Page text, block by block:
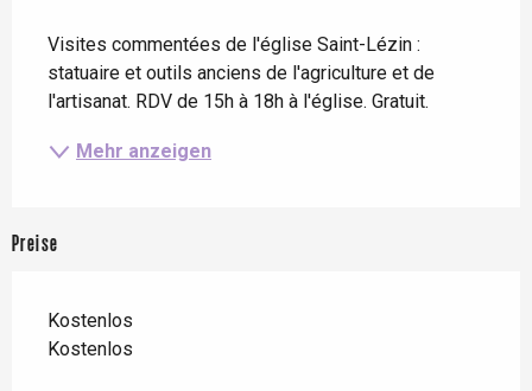
Visites commentées de l'église Saint-Lézin :
statuaire et outils anciens de l'agriculture et de
l'artisanat. RDV de 15h à 18h à l'église. Gratuit.
Mehr anzeigen
Preise
Kostenlos
Kostenlos